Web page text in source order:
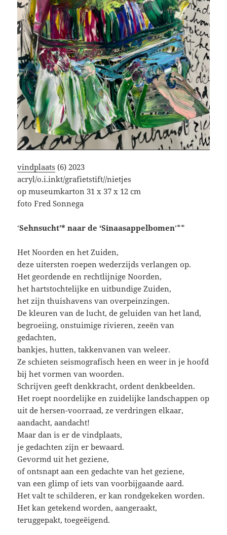
vindplaats (6) 2023
acryl/o.i.inkt/grafietstift//nietjes
op museumkarton 31 x 37 x 12 cm
foto Fred Sonnega
‘Sehnsucht’* naar de ‘Sinaasappelbomen‘**
Het Noorden en het Zuiden,
deze uitersten roepen wederzijds verlangen op.
Het geordende en rechtlijnige Noorden,
het hartstochtelijke en uitbundige Zuiden,
het zijn thuishavens van overpeinzingen.
De kleuren van de lucht, de geluiden van het land,
begroeiing, onstuimige rivieren, zeeën van
gedachten,
bankjes, hutten, takkenvanen van weleer.
Ze schieten seismografisch heen en weer in je hoofd
bij het vormen van woorden.
Schrijven geeft denkkracht, ordent denkbeelden.
Het roept noordelijke en zuidelijke landschappen op
uit de hersen-voorraad, ze verdringen elkaar,
aandacht, aandacht!
Maar dan is er de vindplaats,
je gedachten zijn er bewaard.
Gevormd uit het geziene,
of ontsnapt aan een gedachte van het geziene,
van een glimp of iets van voorbijgaande aard.
Het valt te schilderen, er kan rondgekeken worden.
Het kan getekend worden, aangeraakt,
teruggepakt, toegeëigend.